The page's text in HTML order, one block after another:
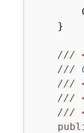
    }
///
///
///
///
///